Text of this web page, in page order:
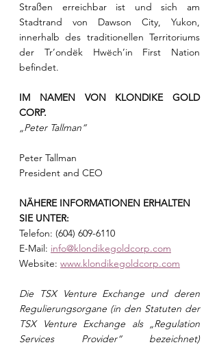
Straßen erreichbar ist und sich am
Stadtrand von Dawson City, Yukon,
innerhalb des traditionellen Territoriums
der Tr’ondëk Hwëch’in First Nation
befindet.
IM NAMEN VON KLONDIKE GOLD
CORP.
„Peter Tallman“
Peter Tallman
President and CEO
NÄHERE INFORMATIONEN ERHALTEN
SIE UNTER:
Telefon: (604) 609-6110
E-Mail: info@klondikegoldcorp.com
Website: www.klondikegoldcorp.com
Die TSX Venture Exchange und deren
Regulierungsorgane (in den Statuten der
TSX Venture Exchange als „Regulation
Services Provider“ bezeichnet)